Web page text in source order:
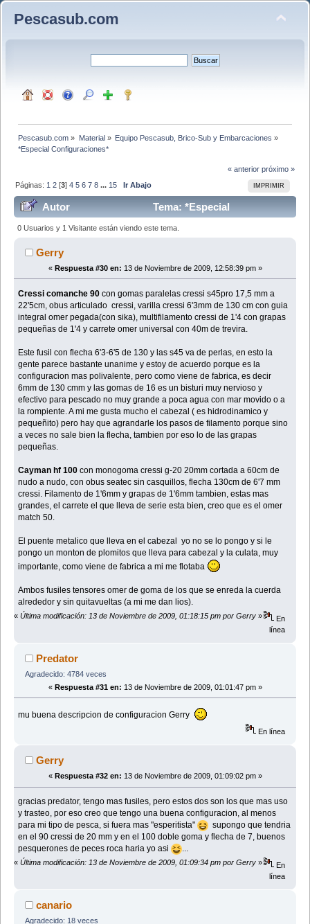
Pescasub.com
Pescasub.com » Material» Equipo Pescasub, Brico-Sub y Embarcaciones »
*Especial Configuraciones*
« anterior próximo »
IMPRIMIR
Páginas: 1 2 [3]4 5 6 7 8 ... 15 Ir Abajo
Autor
Tema: *Especial
Configuraciones* (Leído 313965 veces)
0 Usuarios y 1 Visitante están viendo este tema.
Gerry
« Respuesta #30 en: 13 de Noviembre de 2009, 12:58:39 pm »
Cressi comanche 90con gomas paralelas cressi s45pro 17,5 mm a
22'5cm, obus articulado cressi, varilla cressi 6'3mm de 130 cm con guia
integral omer pegada(con sika), multifilamento cressi de 1'4 con grapas
pequeñas de 1'4 y carrete omer universal con 40m de trevira.
Este fusil con flecha 6'3-6'5 de 130 y las s45 va de perlas, en esto la
gente parece bastante unanime y estoy de acuerdo porque es la
configuracion mas polivalente, pero como viene de fabrica, es decir
6mm de 130 cmm y las gomas de 16 es un bisturi muy nervioso y
efectivo para pescado no muy grande a poca agua con mar movido o a
la rompiente. A mi me gusta mucho el cabezal ( es hidrodinamico y
pequeñito) pero hay que agrandarle los pasos de filamento porque sino
a veces no sale bien la flecha, tambien por eso lo de las grapas
pequeñas.
Cayman hf 100 con monogoma cressi g-20 20mm cortada a 60cm de
nudo a nudo, con obus seatec sin casquillos, flecha 130cm de 6'7 mm
cressi. Filamento de 1'6mm y grapas de 1'6mm tambien, estas mas
grandes, el carrete el que lleva de serie esta bien, creo que es el omer
match 50.
El puente metalico que lleva en el cabezal yo no se lo pongo y si le
pongo un monton de plomitos que lleva para cabezal y la culata, muy
importante, como viene de fabrica a mi me flotaba
Ambos fusiles tensores omer de goma de los que se enreda la cuerda
alrededor y sin quitavueltas (a mi me dan lios).
« Última modificación: 13 de Noviembre de 2009, 01:18:15 pm por Gerry »
En
línea
Predator
Agradecido: 4784 veces
« Respuesta #31 en: 13 de Noviembre de 2009, 01:01:47 pm »
mu buena descripcion de configuracion Gerry
En línea
Gerry
« Respuesta #32 en: 13 de Noviembre de 2009, 01:09:02 pm »
gracias predator, tengo mas fusiles, pero estos dos son los que mas uso
y trasteo, por eso creo que tengo una buena configuracion, al menos
para mi tipo de pesca, si fuera mas "esperitista"
supongo que tendria
en el 90 cressi de 20 mm y en el 100 doble goma y flecha de 7, buenos
pesquerones de peces roca haria yo asi
...
« Última modificación: 13 de Noviembre de 2009, 01:09:34 pm por Gerry »
En
línea
canario
Agradecido: 18 veces